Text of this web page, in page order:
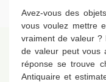
Avez-vous des
vous voulez mettre
vraiment de valeur ?
de valeur peut vous
réponse se trouve
Antiquaire et